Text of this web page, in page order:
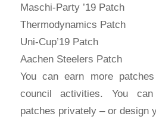
Maschi-Party ’19 Patch
Thermodynamics Patch
Uni-Cup’19 Patch
Aachen Steelers Patch
You can earn more
council activities. You
patches privately – or design